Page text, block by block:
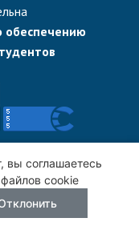
обеспечению
вы соглашаетесь
cookie